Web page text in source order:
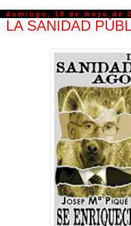
domingo, 18 de mayo de
LA SANIDAD